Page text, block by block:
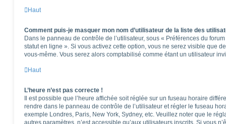
Haut
Comment puis-je masquer mon nom d’utilisateur de la liste des
Dans le panneau de contrôle de l’utilisateur, sous « Préférences du
statut en ligne ». Si vous activez cette option, vous ne serez visible que
vous-même. Vous serez alors comptabilisé comme étant un utilisateur
Haut
L’heure n’est pas correcte !
Il est possible que l’heure affichée soit réglée sur un fuseau horaire
rendre dans le panneau de contrôle de l’utilisateur et régler le fuseau
exemple Londres, Paris, New York, Sydney, etc. Veuillez noter que le
autres paramètres, n’est accessible qu’aux utilisateurs inscrits. Si vous